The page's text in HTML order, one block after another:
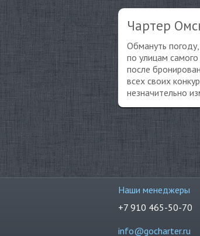
Чартер
Обмануть погоду,
по улицам
после
всех своих
незначительно
Наши менеджеры
+7 910 465-50-70
info@gocharter.ru